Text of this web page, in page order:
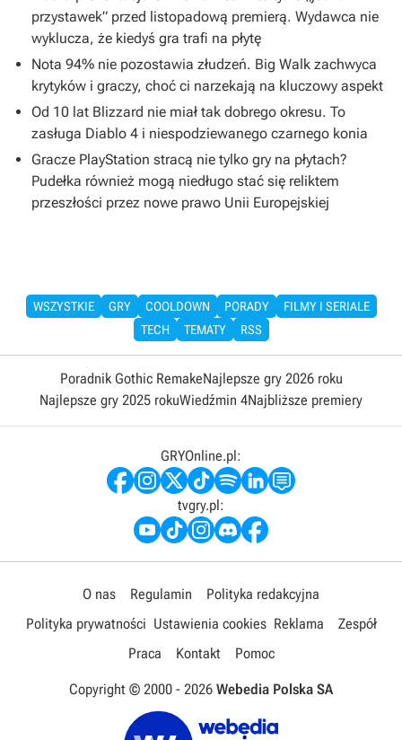
przystawek” przed listopadową premierą. Wydawca nie
wyklucza, że kiedyś gra trafi na płytę
Nota 94% nie pozostawia złudzeń. Big Walk zachwyca
krytyków i graczy, choć ci narzekają na kluczowy aspekt
Od 10 lat Blizzard nie miał tak dobrego okresu. To
zasługa Diablo 4 i niespodziewanego czarnego konia
Gracze PlayStation stracą nie tylko gry na płytach?
Pudełka również mogą niedługo stać się reliktem
przeszłości przez nowe prawo Unii Europejskiej
WSZYSTKIE GRY COOLDOWN PORADY
FILMY I SERIALE
TECH
TEMATY RSS
Poradnik Gothic RemakeNajlepsze gry 2026 roku
Najlepsze gry 2025 rokuWiedźmin 4Najbliższe premiery
GRYOnline.pl:
tvgry.pl:
O nas Regulamin
Polityka redakcyjna
Polityka prywatności Ustawienia cookies Reklama
Zespół
Praca
Kontakt Pomoc
Copyright © 2000 - 2026 Webedia Polska SA